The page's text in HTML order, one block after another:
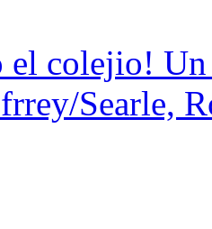
el colejio!
Searle,